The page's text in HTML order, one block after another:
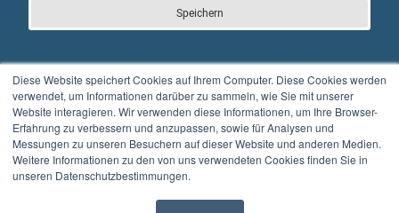
Diese Website speichert Cookies auf Ihrem Computer. Diese Cookies werden
verwendet, um Informationen darüber zu sammeln, wie Sie mit unserer
Website interagieren. Wir verwenden diese Informationen, um Ihre Browser-
Erfahrung zu verbessern und anzupassen, sowie für Analysen und
Messungen zu unseren Besuchern auf dieser Website und anderen Medien.
Weitere Informationen zu den von uns verwendeten Cookies finden Sie in
unseren Datenschutzbestimmungen.
Speichern
© Full Balance GmbH
Kontakt
Impressum
Datenschutzerklärung
AGB’s